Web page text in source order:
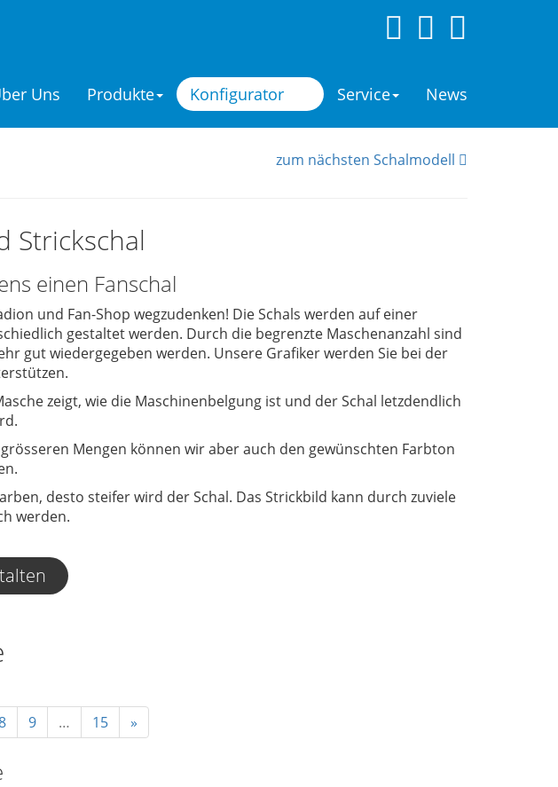
Uns Produkte Konfigurator Service News
zum nächsten Schalmodell
Strickschal
einen Fanschal
und Fan-Shop wegzudenken! Die Schals werden auf einer
gestaltetwerden. Durch die begrenzte Maschenanzahl sind
gut wiedergegeben werden. Unsere Grafiker werden Sie bei der
zeigt, wie die Maschinenbelgung ist und der Schal letzdendlich
Mengen können wir aber auch den gewünschten Farbton
desto steifer wird der Schal. Das Strickbild kann durch zuviele
werden.
9 … 15 »